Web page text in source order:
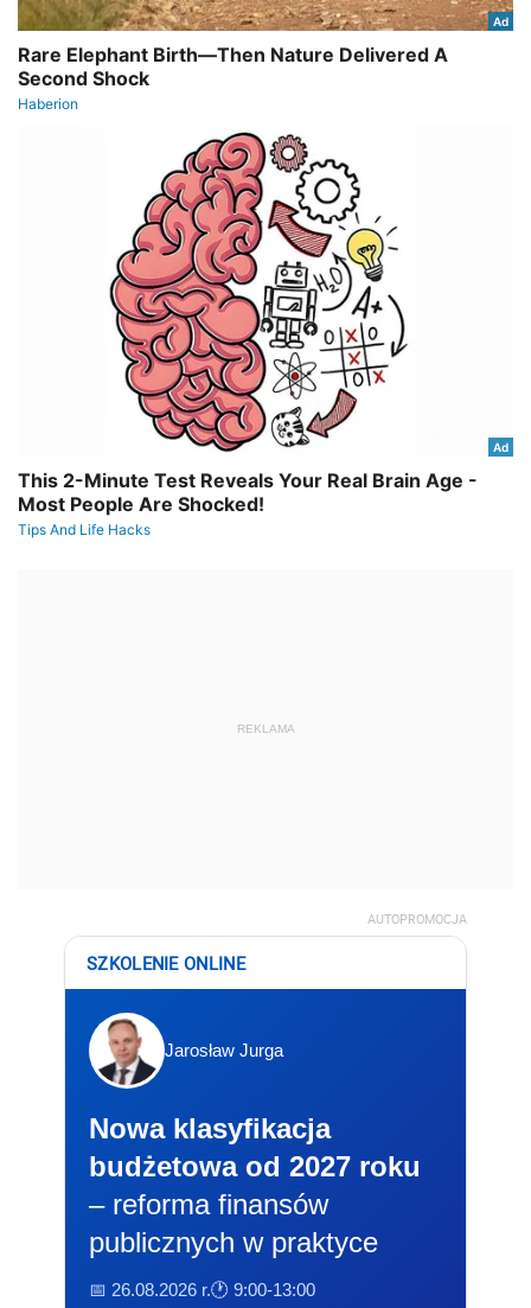
REKLAMA
AUTOPROMOCJA
SZKOLENIE ONLINE
Jarosław Jurga
Nowa klasyfikacja
budżetowa od 2027 roku
– reforma finansów
publicznych w praktyce
📅 26.08.2026 r.🕐 9:00-13:00